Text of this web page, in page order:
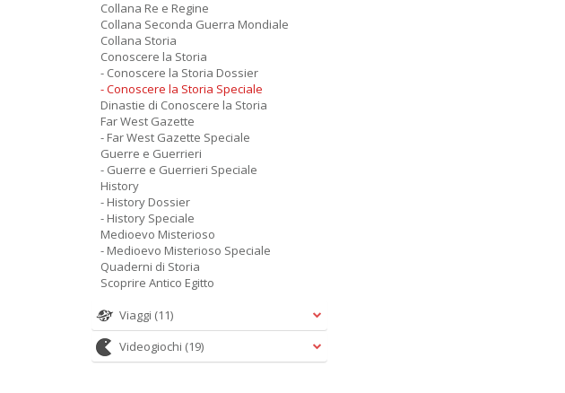
Collana Re e Regine
Collana Seconda Guerra Mondiale
Collana Storia
Conoscere la Storia
- Conoscere la Storia Dossier
- Conoscere la Storia Speciale
Dinastie di Conoscere la Storia
Far West Gazette
- Far West Gazette Speciale
Guerre e Guerrieri
- Guerre e Guerrieri Speciale
History
- History Dossier
- History Speciale
Medioevo Misterioso
- Medioevo Misterioso Speciale
Quaderni di Storia
Scoprire Antico Egitto
Viaggi (11)
Videogiochi (19)